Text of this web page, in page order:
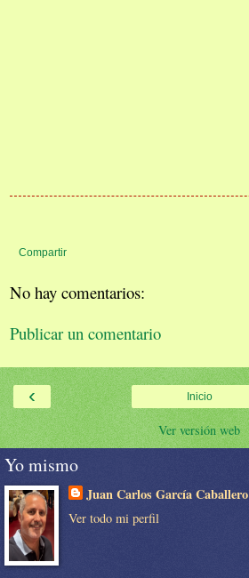
Compartir
No hay comentarios:
Publicar un comentario
‹ Inicio
Ver versión web
Yo mismo
Juan Carlos García Caballero
Ver todo mi perfil